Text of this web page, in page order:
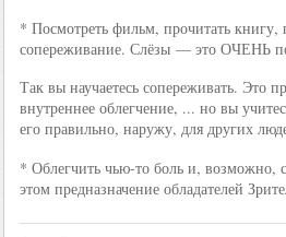
* Посмотреть фильм, прочитать книгу,
сопереживание. Слёзы — это ОЧЕНЬ
Так вы научаетесь сопереживать. Это
внутреннее облегчение, ... но вы
его правильно, наружу, для других
* Облегчить чью-то боль и, возможно,
этом предназначение обладателей